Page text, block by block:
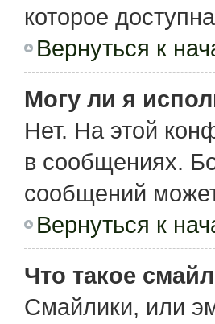
которое
Вернуться к
Могу ли я
Нет. На этой
в сообщениях.
сообщений
Вернуться к
Что такое
Смайлики, или